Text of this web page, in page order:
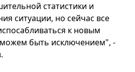
статистики и
ситуации, но сейчас все
к новым
быть исключением", -